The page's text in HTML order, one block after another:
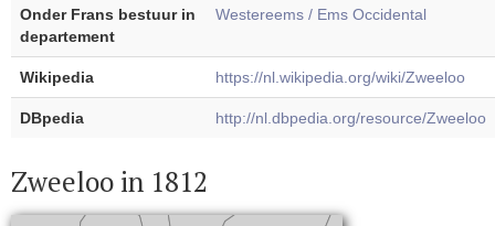
Onder Frans bestuur in
departement
Westereems / Ems Occidental
Wikipedia https://nl.wikipedia.org/wiki/Zweeloo
DBpedia http://nl.dbpedia.org/resource/Zweeloo
Zweeloo in 1812